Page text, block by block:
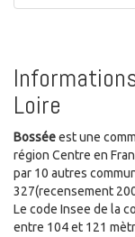
Loire
Bosséeest une
région Centre en
par 10 autres
327(recensement
Le code Insee de la
entre 104 et 121